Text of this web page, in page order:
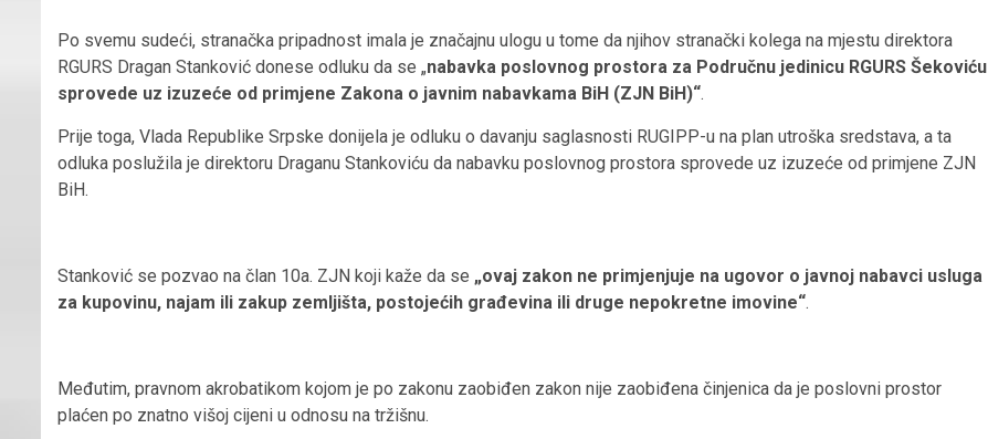
Po svemu sudeći, stranačka pripadnost imala je značajnu ulogu u tome da njihov stranački kolega na mjestu direktora
RGURS Dragan Stanković donese odluku da se „nabavka poslovnog prostora za Područnu jedinicu RGURS Šekoviću
sprovede uz izuzeće od primjene Zakona o javnim nabavkama BiH (ZJN BiH)“.
Prije toga, Vlada Republike Srpske donijela je odluku o davanju saglasnosti RUGIPP-u na plan utroška sredstava, a ta
odluka poslužila je direktoru Draganu Stankoviću da nabavku poslovnog prostora sprovede uz izuzeće od primjene ZJN
BiH.
Stanković se pozvao na član 10a. ZJN koji kaže da se „ovaj zakon ne primjenjuje na ugovor o javnoj nabavci usluga
za kupovinu, najam ili zakup zemljišta, postojećih građevina ili druge nepokretne imovine“.
Međutim, pravnom akrobatikom kojom je po zakonu zaobiđen zakon nije zaobiđena činjenica da je poslovni prostor
plaćen po znatno višoj cijeni u odnosu na tržišnu.